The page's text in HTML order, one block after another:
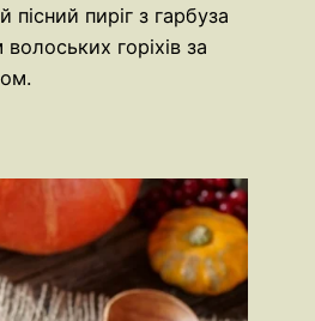
пісний пиріг з гарбуза
горіхів за